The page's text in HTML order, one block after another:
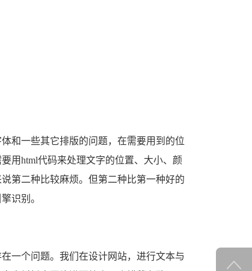
用html代码来处理文字的位置、大小、颜
第二种比较麻烦。但第二种比第一种好的
识别。